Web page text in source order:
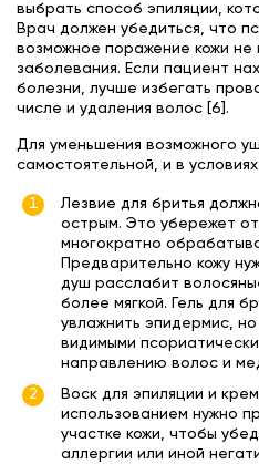
выбрать способ эпиляции,
Врач должен убедиться, что
возможное поражение кожи не
заболевания. Если пациент
болезни, лучше избегать
числе и удаления волос [6].
Для уменьшения возможного
самостоятельной, и в
Лезвие для бритья
острым. Это убережет
многократно
Предварительно кожу
душ расслабит
более мягкой. Гель для
увлажнить эпидермис,
видимыми
направлению волос и
Воск для эпиляции и
использованием нужно
участке кожи, чтобы
аллергии или иной